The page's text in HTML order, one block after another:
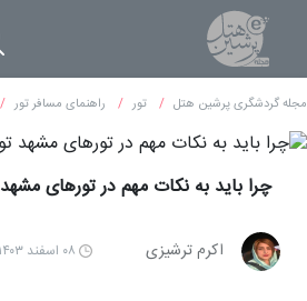
مجله گردشگری پرشین هتل تور راهنمای مسافر تور
چرا باید به نکات مهم در تورهای
اکرم ترشیزی ۰۸ اسفند ۱۴۰۳ | ۱۸:۳۳